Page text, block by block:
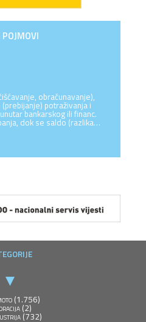
obračunavanje),
potraživanja i
bankarskog ili financ.
dok se saldo (razlika…
(1.756)
(2)
(732)